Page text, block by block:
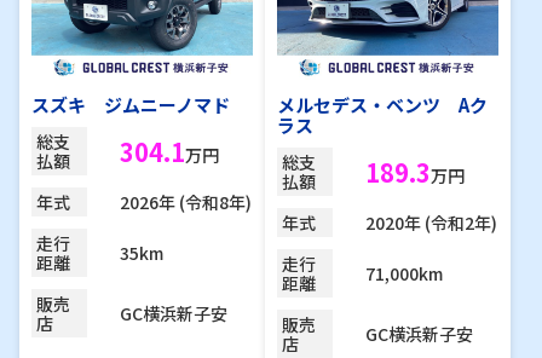
スズキ ジムニーノマド
総支
払額
304.1万円
年式
2026年 (令和8年)
走行
距離
35km
販売
店
GC横浜新子安
メルセデス・ベンツ Aク
ラス
総支
払額
189.3万円
年式
2020年 (令和2年)
走行
距離
71,000km
販売
店
GC横浜新子安